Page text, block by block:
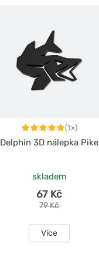
(1x)
Delphin 3D nálepka Pike
skladem
67 Kč
79 Kč
Více